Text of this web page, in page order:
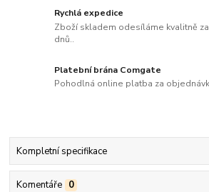
Rychlá expedice
Zboží skladem odesíláme kvalitně
dnů..
Platební brána Comgate
Pohodlná online platba za
Kompletní specifikace
Komentáře 0